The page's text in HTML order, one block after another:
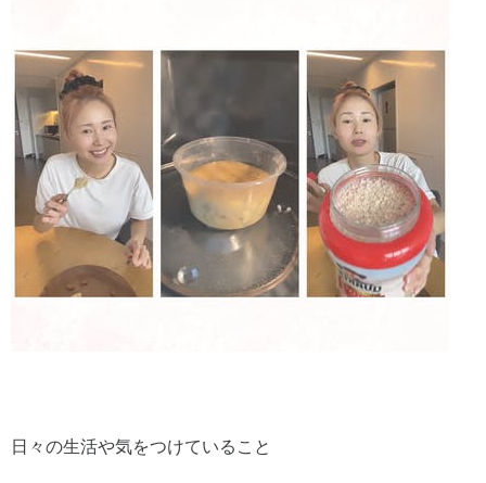
日々の生活や気をつけていること